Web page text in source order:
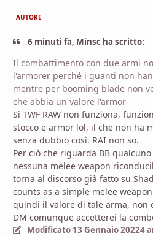
AUTORE
6 minuti fa, Minsc ha scritto:
Il combattimento con due armi
l'armorer perché i guanti non
mentre per booming blade non
che abbia un valore l'armor
Si TWF RAW non funziona,
stocco e armor lol, il che non ha
senza dubbio così. RAI non so.
Per ciò che riguarda BB
nessuna melee weapon
torna al discorso già fatto su
counts as a simple melee
quindi il valore di tale arma, non
DM comunque accetterei la
Modificato 13 Gennaio 20224